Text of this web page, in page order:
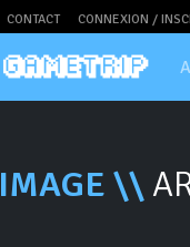
CONTACT CONNEXION /
IMAGE \\